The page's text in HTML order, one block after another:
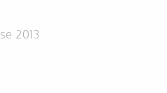
2013